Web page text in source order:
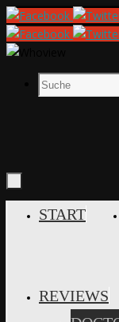
Zum
Inhalt
springen
Suchen
INHALT
START
REVIEWS